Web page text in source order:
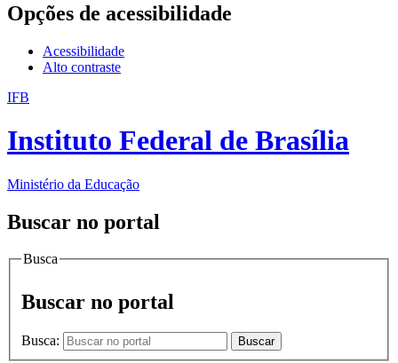
Opções de acessibilidade
Acessibilidade
Alto contraste
IFB
Instituto Federal de Brasília
Ministério da Educação
Buscar no portal
Busca
Buscar no portal
Busca: Buscar